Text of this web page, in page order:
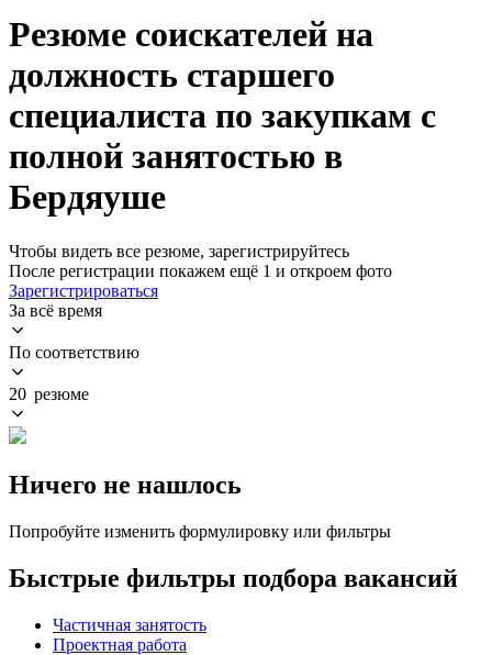
Резюме соискателей на
должность старшего
специалиста по закупкам с
полной занятостью в
Бердяуше
Чтобы видеть все резюме, зарегистрируйтесь
После регистрации покажем ещё 1 и откроем фото
Зарегистрироваться
За всё время
По соответствию
20 резюме
Ничего не нашлось
Попробуйте изменить формулировку или фильтры
Быстрые фильтры подбора вакансий
Частичная занятость
Проектная работа